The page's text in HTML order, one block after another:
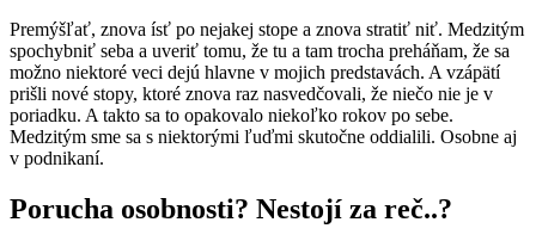
Premýšľať, znova ísť po nejakej stope a znova stratiť niť. Medzitým
spochybniť seba a uveriť tomu, že tu a tam trocha preháňam, že sa
možno niektoré veci dejú hlavne v mojich predstavách. A vzápätí
prišli nové stopy, ktoré znova raz nasvedčovali, že niečo nie je v
poriadku. A takto sa to opakovalo niekoľko rokov po sebe.
Medzitým sme sa s niektorými ľuďmi skutočne oddialili. Osobne aj
v podnikaní.
Porucha osobnosti? Nestojí za reč..?